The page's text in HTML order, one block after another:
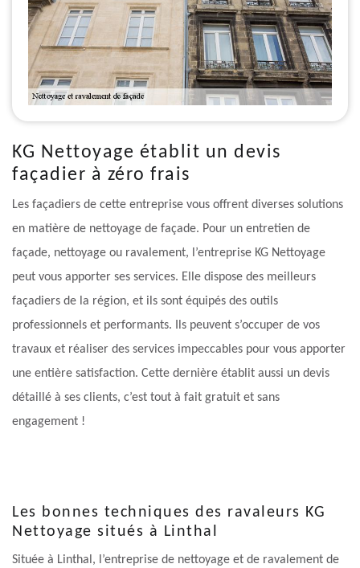
KG Nettoyage établit un devis
façadier à zéro frais
Les façadiers de cette entreprise vous offrent diverses solutions
en matière de nettoyage de façade. Pour un entretien de
façade, nettoyage ou ravalement, l’entreprise KG Nettoyage
peut vous apporter ses services. Elle dispose des meilleurs
façadiers de la région, et ils sont équipés des outils
professionnels et performants. Ils peuvent s’occuper de vos
travaux et réaliser des services impeccables pour vous apporter
une entière satisfaction. Cette dernière établit aussi un devis
détaillé à ses clients, c’est tout à fait gratuit et sans
engagement !
Les bonnes techniques des ravaleurs KG
Nettoyage situés à Linthal
Située à Linthal, l’entreprise de nettoyage et de ravalement de